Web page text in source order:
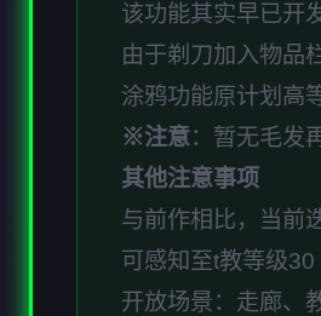
该功能其实早已开
由于剃刀加入物品
涂鸦功能原计划高
※注意：暂无毛发
其他注意事项
与前作相比，当前
可感知至t教等级30
开放场景：走廊、